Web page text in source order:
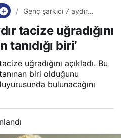
Genç şarkıcı 7 aydır
‘Herkesin tanıdığı biri’
tacize uğradığını
tanıdığı biri’
uğradığını açıkladı. Bu
biri olduğunu
bulunacağını